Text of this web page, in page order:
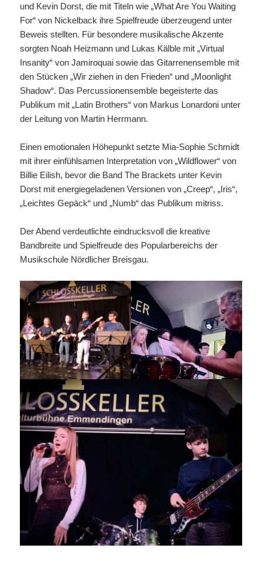
und Kevin Dorst, die mit Titeln wie „What Are You Waiting
For“ von Nickelback ihre Spielfreude überzeugend unter
Beweis stellten. Für besondere musikalische Akzente
sorgten Noah Heizmann und Lukas Kälble mit „Virtual
Insanity“ von Jamiroquai sowie das Gitarrenensemble mit
den Stücken „Wir ziehen in den Frieden“ und „Moonlight
Shadow“. Das Percussionensemble begeisterte das
Publikum mit „Latin Brothers“ von Markus Lonardoni unter
der Leitung von Martin Herrmann.
Einen emotionalen Höhepunkt setzte Mia-Sophie Schmidt
mit ihrer einfühlsamen Interpretation von „Wildflower“ von
Billie Eilish, bevor die Band The Brackets unter Kevin
Dorst mit energiegeladenen Versionen von „Creep“, „Iris“,
„Leichtes Gepäck“ und „Numb“ das Publikum mitriss.
Der Abend verdeutlichte eindrucksvoll die kreative
Bandbreite und Spielfreude des Popularbereichs der
Musikschule Nördlicher Breisgau.